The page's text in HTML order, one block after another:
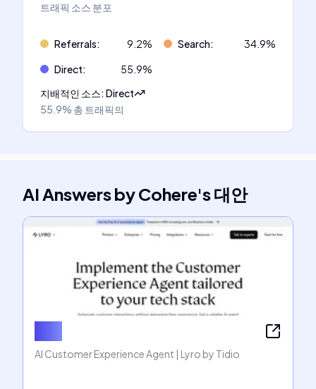
트래픽 소스 분포
Referrals: 9.2% Search: 34.9%
Direct: 55.9%
지배적인 소스:Direct
55.9% 총 트래픽의
AI Answers by Cohere's대안
AI Customer Experience Agent | Lyro by Tidio